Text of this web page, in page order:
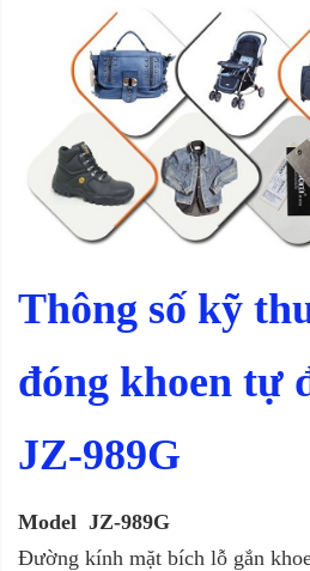
Thông số kỹ
đóng khoen tự
JZ-989G
Model JZ-989G
Đường kính mặt bích lỗ gắn